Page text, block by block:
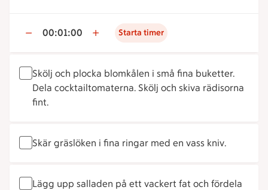
00:01:00 Starta timer
Skölj och plocka blomkålen i små fina buketter.
Dela cocktailtomaterna. Skölj och skiva rädisorna
fint.
Skär gräslöken i fina ringar med en vass kniv.
Lägg upp salladen på ett vackert fat och fördela